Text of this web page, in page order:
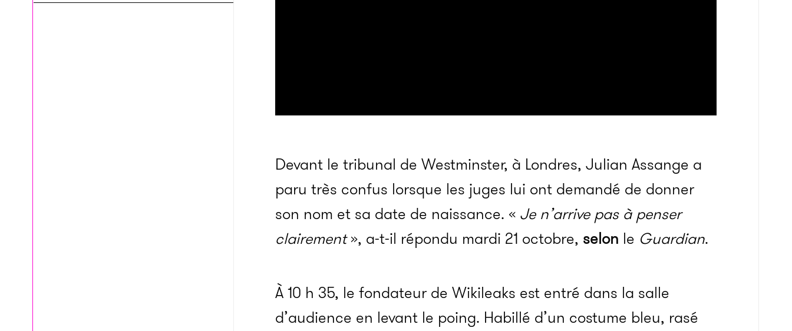
Devant le tribunal de Westminster, à Londres, Julian Assange a
paru très confus lorsque les juges lui ont demandé de donner
son nom et sa date de naissance. « Je n’arrive pas à penser
clairement», a-t-il répondu mardi 21 octobre, selon le Guardian.
À 10 h 35, le fondateur de Wikileaks est entré dans la salle
d’audience en levant le poing. Habillé d’un costume bleu, rasé